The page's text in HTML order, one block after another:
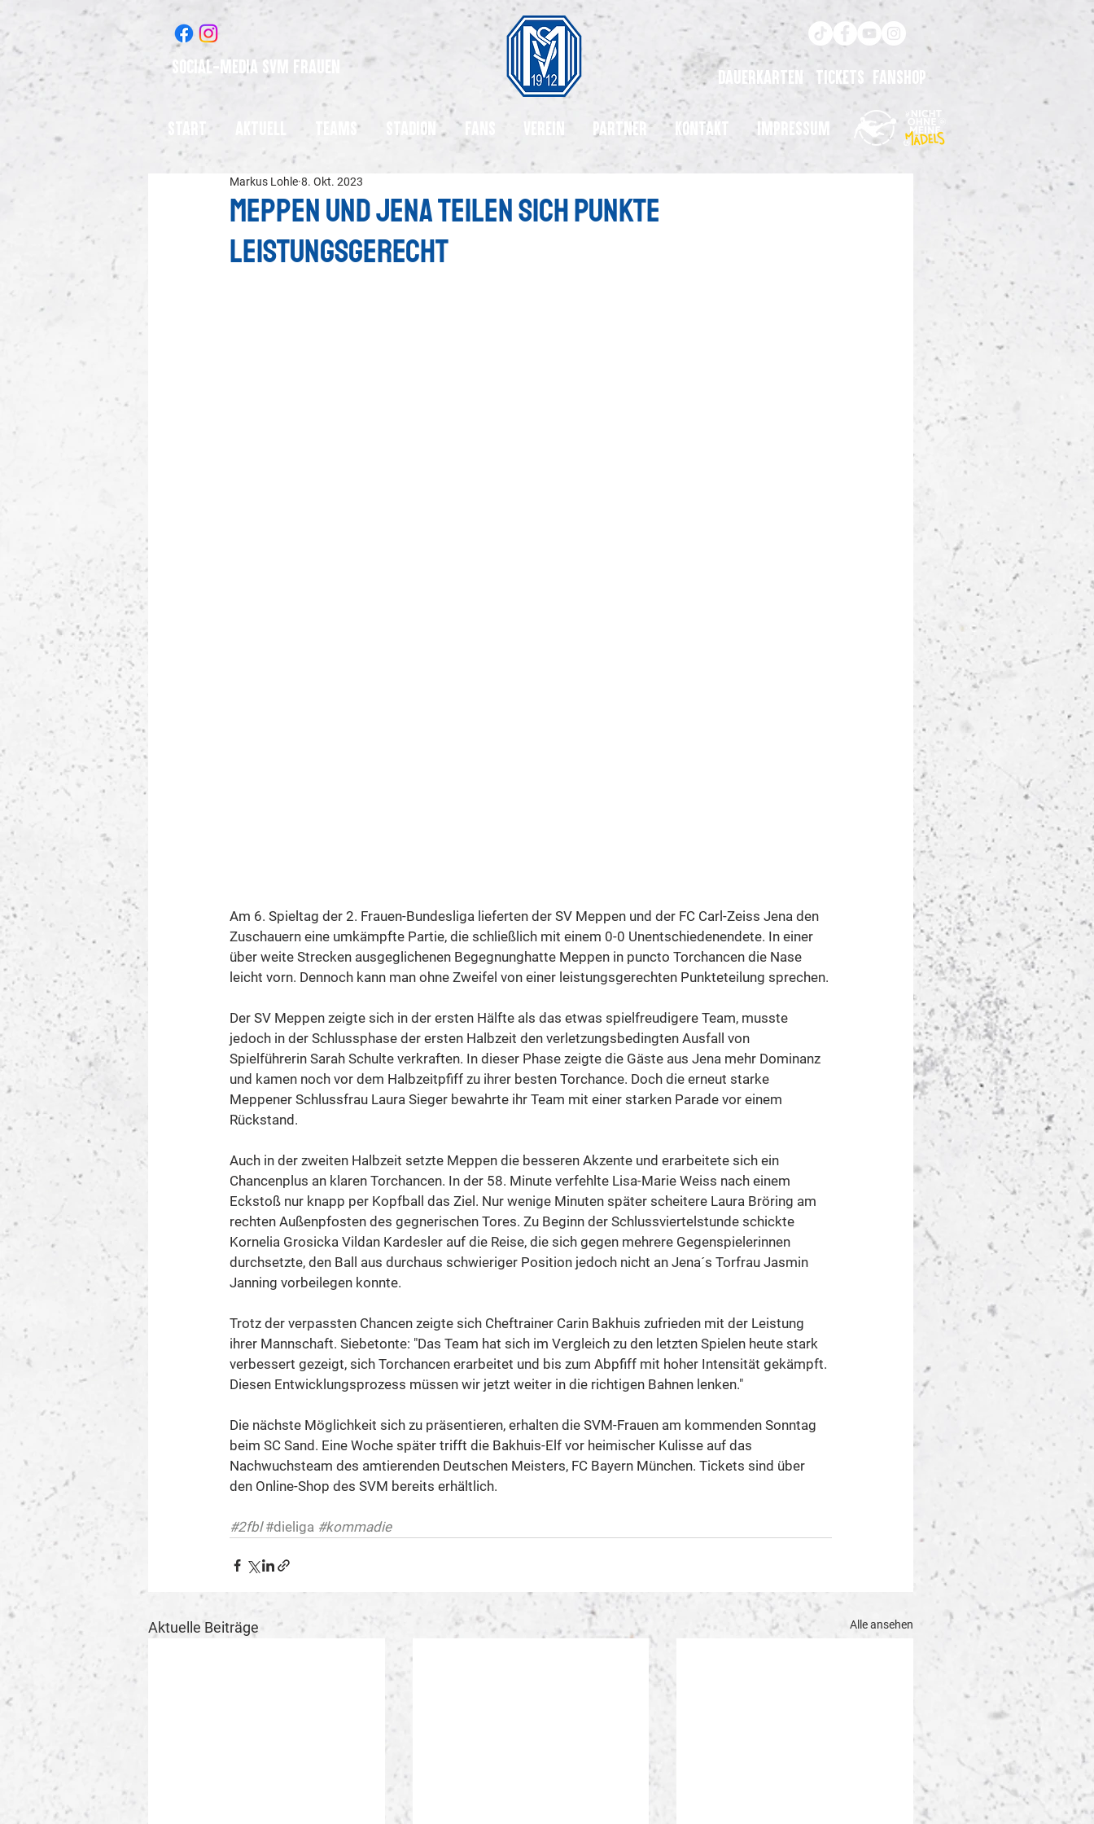
Social-Media SVM Frauen
Start Stadion Fans Verein Partner Kontakt Impressum
dauerkarten Tickets Fanshop
Meppen und Jena teilen sich Punkte
leistungsgerecht
Markus Lohle 8. Okt. 2023
Am 6. Spieltag der 2. Frauen-Bundesliga lieferten der SV Meppen und der FC Carl-Zeiss Jena den
Zuschauern eine umkämpfte Partie, die schließlich mit einem 0-0 Unentschiedenendete. In einer
über weite Strecken ausgeglichenen Begegnunghatte Meppen in puncto Torchancen die Nase
leicht vorn. Dennoch kann man ohne Zweifel von einer leistungsgerechten Punkteteilung sprechen.
Der SV Meppen zeigte sich in der ersten Hälfte als das etwas spielfreudigere Team, musste
jedoch in der Schlussphase der ersten Halbzeit den verletzungsbedingten Ausfall von
Spielführerin Sarah Schulte verkraften. In dieser Phase zeigte die Gäste aus Jena mehr Dominanz
und kamen noch vor dem Halbzeitpfiff zu ihrer besten Torchance. Doch die erneut starke
Meppener Schlussfrau Laura Sieger bewahrte ihr Team mit einer starken Parade vor einem
Rückstand.
Auch in der zweiten Halbzeit setzte Meppen die besseren Akzente und erarbeitete sich ein
Chancenplus an klaren Torchancen. In der 58. Minute verfehlte Lisa-Marie Weiss nach einem
Eckstoß nur knapp per Kopfball das Ziel. Nur wenige Minuten später scheitere Laura Bröring am
rechten Außenpfosten des gegnerischen Tores. Zu Beginn der Schlussviertelstunde schickte
Kornelia Grosicka Vildan Kardesler auf die Reise, die sich gegen mehrere Gegenspielerinnen
durchsetzte, den Ball aus durchaus schwieriger Position jedoch nicht an Jena´s Torfrau Jasmin
Janning vorbeilegen konnte.
Trotz der verpassten Chancen zeigte sich Cheftrainer Carin Bakhuis zufrieden mit der Leistung
ihrer Mannschaft. Siebetonte: "Das Team hat sich im Vergleich zu den letzten Spielen heute stark
verbessert gezeigt, sich Torchancen erarbeitet und bis zum Abpfiff mit hoher Intensität gekämpft.
Diesen Entwicklungsprozess müssen wir jetzt weiter in die richtigen Bahnen lenken."
Die nächste Möglichkeit sich zu präsentieren, erhalten die SVM-Frauen am kommenden Sonntag
beim SC Sand. Eine Woche später trifft die Bakhuis-Elf vor heimischer Kulisse auf das
Nachwuchsteam des amtierenden Deutschen Meisters, FC Bayern München. Tickets sind über
den Online-Shop des SVM bereits erhältlich.
#2fbl #dieliga #kommadie
Aktuelle Beiträge Alle ansehen